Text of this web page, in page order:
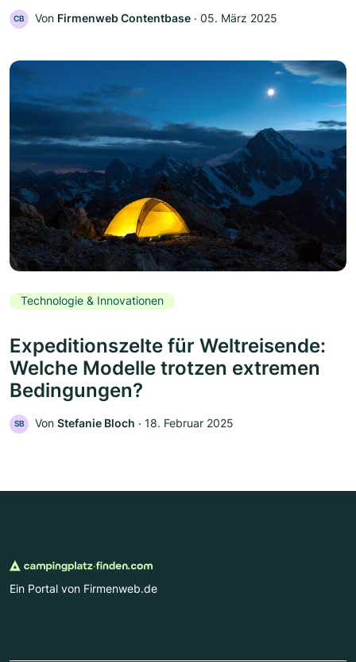
CB Von Firmenweb Contentbase ‧ 05. März 2025
Technologie & Innovationen
Expeditionszelte für Weltreisende:
Welche Modelle trotzen extremen
Bedingungen?
SB Von Stefanie Bloch ‧ 18. Februar 2025
Ein Portal von Firmenweb.de